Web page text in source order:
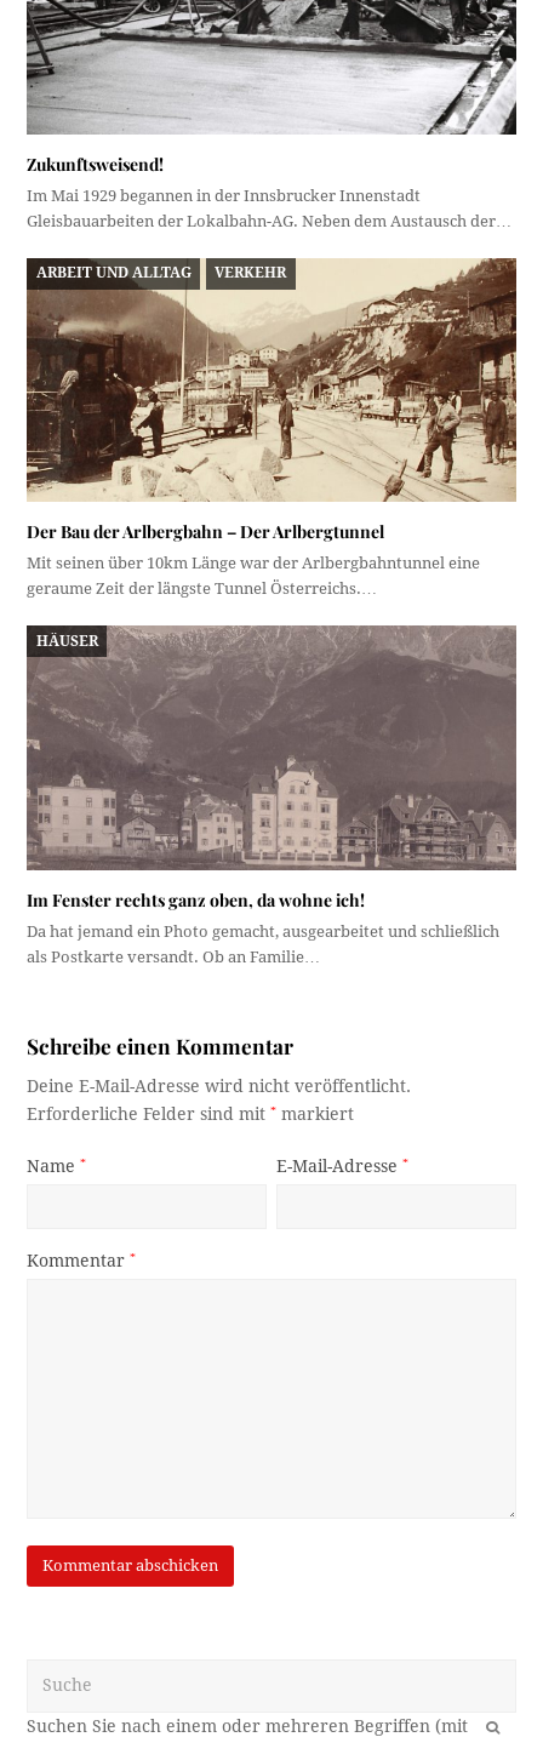
Zukunftsweisend!
Im Mai 1929 begannen in der Innsbrucker Innenstadt
Gleisbauarbeiten der Lokalbahn-AG. Neben dem Austausch der…
ARBEIT UND ALLTAG VERKEHR
Der Bau der Arlbergbahn – Der Arlbergtunnel
Mit seinen über 10km Länge war der Arlbergbahntunnel eine
geraume Zeit der längste Tunnel Österreichs.…
HÄUSER
Im Fenster rechts ganz oben, da wohne ich!
Da hat jemand ein Photo gemacht, ausgearbeitet und schließlich
als Postkarte versandt. Ob an Familie…
Schreibe einen Kommentar
Deine E-Mail-Adresse wird nicht veröffentlicht.
Erforderliche Felder sind mit* markiert
Name* E-Mail-Adresse*
Kommentar*
OK